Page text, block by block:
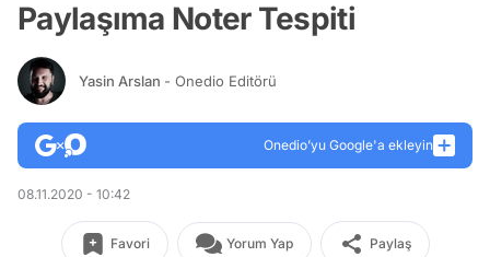
Paylaşıma Noter Tespiti
Yasin Arslan - Onedio Editörü
Onedio’yu Google'a ekleyin
08.11.2020 - 10:42
Favori Yorum Yap Paylaş